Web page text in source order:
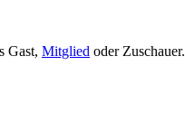
Gast, Mitglied oder Zuschauer.